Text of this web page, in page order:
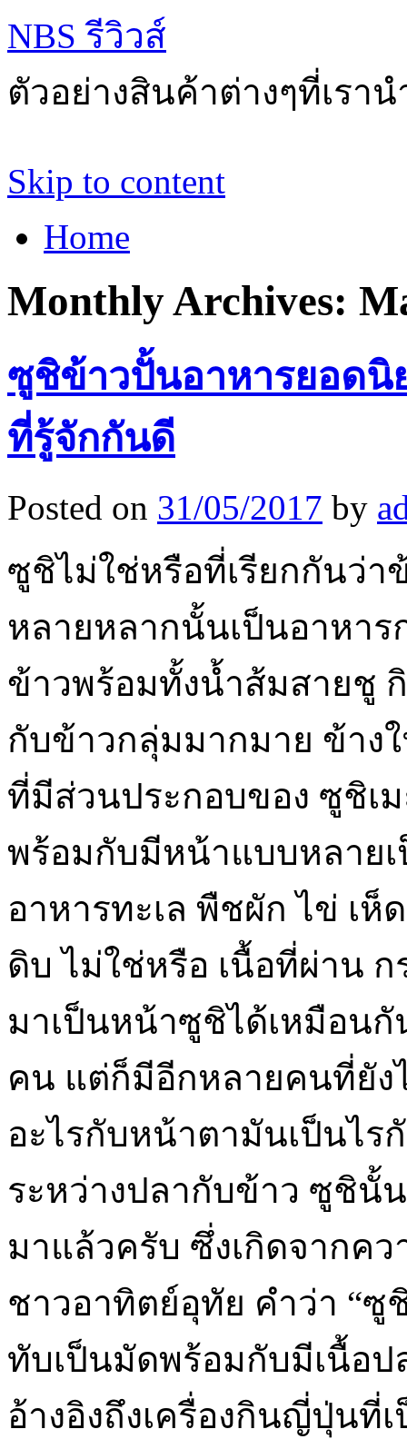
NBS รีวิวส์
ตัวอย่างสินค้าต่างๆที่เรา
Skip to content
Home
Monthly Archives:
ซูชิข้าวปั้นอาหารยอดนิ
ที่รู้จักกันดี
Posted on 31/05/2017 by
ซูชิไม่ใช่หรือที่เรียกกันว่
หลายหลากนั้นเป็นอาหา
ข้าวพร้อมทั้งน้ำส้มสายชู
กับข้าวกลุ่มมากมาย ข้าง
ที่มีส่วนประกอบของ ซูชิเ
พร้อมกับมีหน้าแบบหลาย
อาหารทะเล พืชผัก ไข่ เห็
ดิบ ไม่ใช่หรือ เนื้อที่ผ่าน ก
มาเป็นหน้าซูชิได้เหมือน
คน แต่ก็มีอีกหลายคนที่ยัง
อะไรกับหน้าตามันเป็นไ
ระหว่างปลากับข้าว ซูชินั้
มาแล้วครับ ซึ่งเกิดจากค
ชาวอาทิตย์อุทัย คำว่า “ซู
ทับเป็นมัดพร้อมกับมีเนื้อ
อ้างอิงถึงเครื่องกินญี่ปุ่นที่